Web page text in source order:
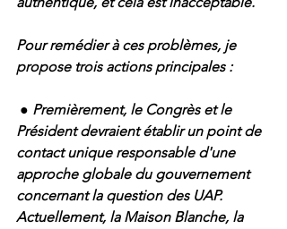
Pour remédier à ces problèmes, je
propose trois actions principales :
● Premièrement, le Congrès et le
Président devraient établir un point de
contact unique responsable d'une
approche globale du gouvernement
concernant la question des UAP.
Actuellement, la Maison Blanche, la